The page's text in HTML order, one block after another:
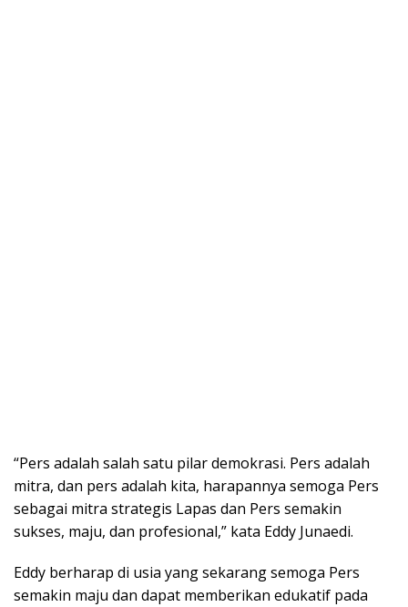
“Pers adalah salah satu pilar demokrasi. Pers adalah
mitra, dan pers adalah kita, harapannya semoga Pers
sebagai mitra strategis Lapas dan Pers semakin
sukses, maju, dan profesional,” kata Eddy Junaedi.
Eddy berharap di usia yang sekarang semoga Pers
semakin maju dan dapat memberikan edukatif pada